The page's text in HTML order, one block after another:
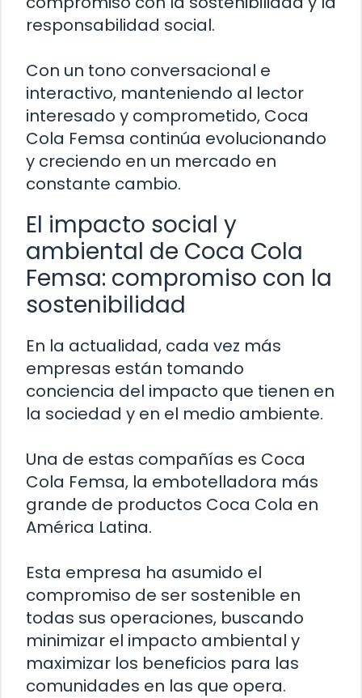
responsabilidad social.
Con un tono conversacional e
interactivo, manteniendo al lector
interesado y comprometido, Coca
Cola Femsa continúa evolucionando
y creciendo en un mercado en
constante cambio.
El impacto social y
ambiental de Coca Cola
Femsa: compromiso con la
sostenibilidad
En la actualidad, cada vez más
empresas están tomando
conciencia del impacto que tienen en
la sociedad y en el medio ambiente.
Una de estas compañías es Coca
Cola Femsa, la embotelladora más
grande de productos Coca Cola en
América Latina.
Esta empresa ha asumido el
compromiso de ser sostenible en
todas sus operaciones, buscando
minimizar el impacto ambiental y
maximizar los beneficios para las
comunidades en las que opera.